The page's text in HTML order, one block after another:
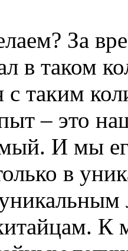
За
в таком
с таким
– это
И мы
в